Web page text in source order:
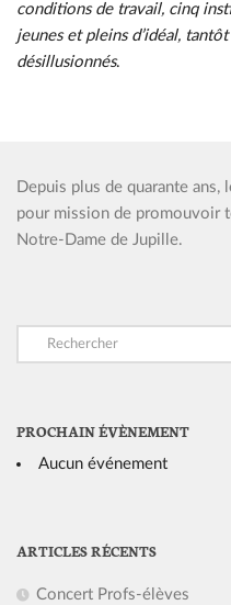
conditions de travail, cinq
jeunes et pleins d’idéal,
désillusionnés.
Depuis plus de quarante ans,
pour mission de promouvoir
Notre-Dame de Jupille.
PROCHAIN ÉVÈNEMENT
Aucun événement
ARTICLES RÉCENTS
Concert Profs-élèves